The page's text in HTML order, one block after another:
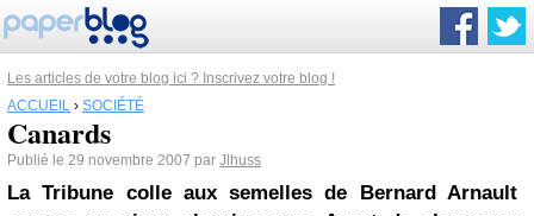
Les articles de votre blog ici ? Inscrivez votre blog !
ACCUEIL › SOCIÉTÉ
Canards
Publié le 29 novembre 2007 par Jlhuss
La Tribune colle aux semelles de Bernard Arnault